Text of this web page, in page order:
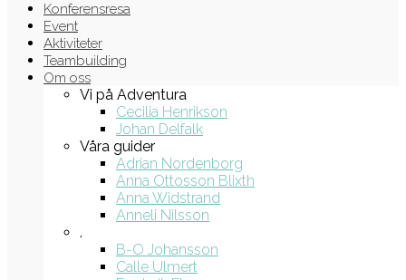
Konferensresa
Event
Aktiviteter
Teambuilding
Om oss
Vi på Adventura
Cecilia Henrikson
Johan Delfalk
Våra guider
Adrian Nordenborg
Anna Ottosson Blixth
Anna Widstrand
Anneli Nilsson
.
B-O Johansson
Calle Ulmert